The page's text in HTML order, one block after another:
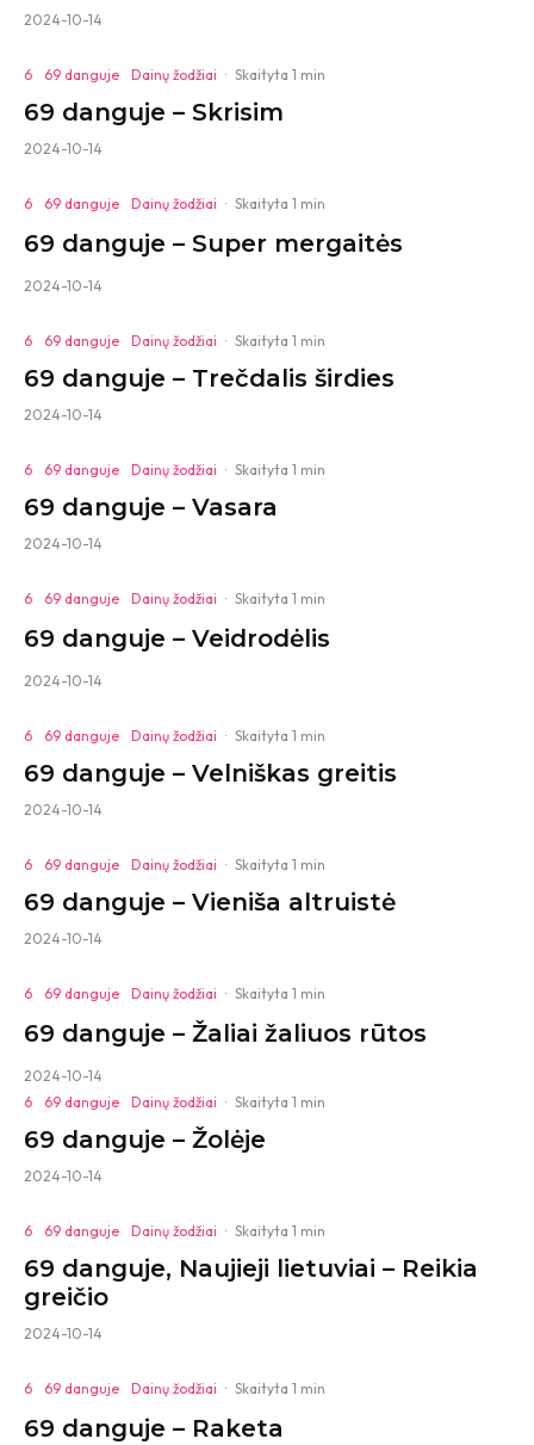
2024-10-14
6 69 danguje Dainų žodžiai · Skaityta 1 min
69 danguje – Skrisim
2024-10-14
6 69 danguje Dainų žodžiai · Skaityta 1 min
69 danguje – Super mergaitės
2024-10-14
6 69 danguje Dainų žodžiai · Skaityta 1 min
69 danguje – Trečdalis širdies
2024-10-14
6 69 danguje Dainų žodžiai · Skaityta 1 min
69 danguje – Vasara
2024-10-14
6 69 danguje Dainų žodžiai · Skaityta 1 min
69 danguje – Veidrodėlis
2024-10-14
6 69 danguje Dainų žodžiai · Skaityta 1 min
69 danguje – Velniškas greitis
2024-10-14
6 69 danguje Dainų žodžiai · Skaityta 1 min
69 danguje – Vieniša altruistė
2024-10-14
6 69 danguje Dainų žodžiai · Skaityta 1 min
69 danguje – Žaliai žaliuos rūtos
2024-10-14
6
69 danguje Dainų žodžiai · Skaityta 1 min
69 danguje – Žolėje
2024-10-14
6 69 danguje Dainų žodžiai · Skaityta 1 min
69 danguje, Naujieji lietuviai – Reikia
greičio
2024-10-14
6 69 danguje Dainų žodžiai · Skaityta 1 min
69 danguje – Raketa